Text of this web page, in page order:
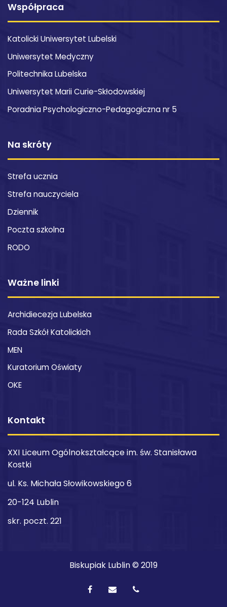
Współpraca
Katolicki Uniwersytet Lubelski
Uniwersytet Medyczny
Politechnika Lubelska
Uniwersytet Marii Curie-Skłodowskiej
Poradnia Psychologiczno-Pedagogiczna nr 5
Na skróty
Strefa ucznia
Strefa nauczyciela
Dziennik
Poczta szkolna
RODO
Ważne linki
Archidiecezja Lubelska
Rada Szkół Katolickich
MEN
Kuratorium Oświaty
OKE
Kontakt
XXI Liceum Ogólnokształcące im. św. Stanisława
Kostki
ul. Ks. Michała Słowikowskiego 6
20-124 Lublin
skr. poczt. 221
Biskupiak Lublin © 2019